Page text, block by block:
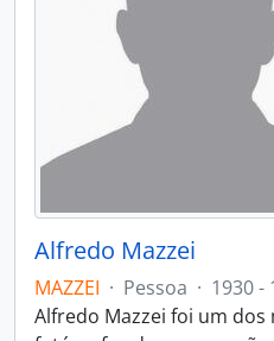
Alfredo Mazzei
MAZZEI · Pessoa · 1930 -
Alfredo Mazzei foi um